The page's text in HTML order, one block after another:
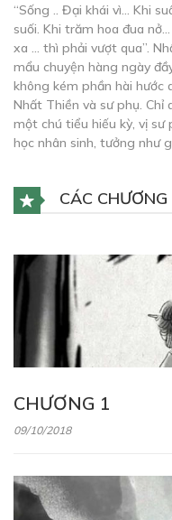
“Sống .. Đại khái vì… Khi
suối. Khi trăm hoa đua
xa … thì phải vượt qua”.
mẩu chuyện hàng ngày
không kém phần hài hước
Nhất Thiền và sư phụ. Chỉ
một chú tiểu hiếu kỳ, vị sư
học nhân sinh, tưởng như
CÁC
CHƯƠNG 1
09/10/2018